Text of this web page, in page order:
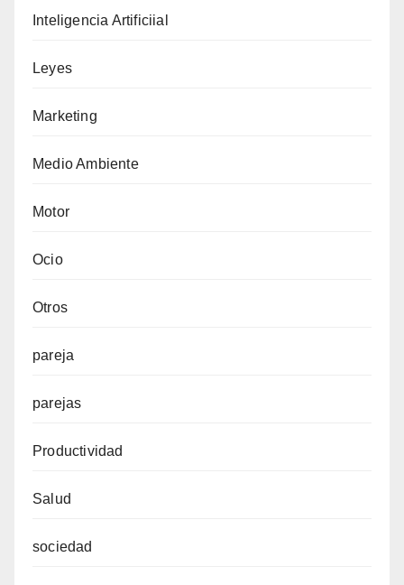
Inteligencia Artificiial
Leyes
Marketing
Medio Ambiente
Motor
Ocio
Otros
pareja
parejas
Productividad
Salud
sociedad